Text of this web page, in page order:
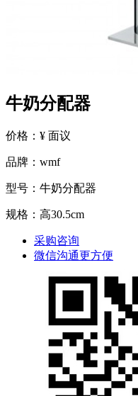
牛奶分配器
价格：¥ 面议
品牌：wmf
型号：牛奶分配器
规格：高30.5cm
采购咨询
微信沟通更方便